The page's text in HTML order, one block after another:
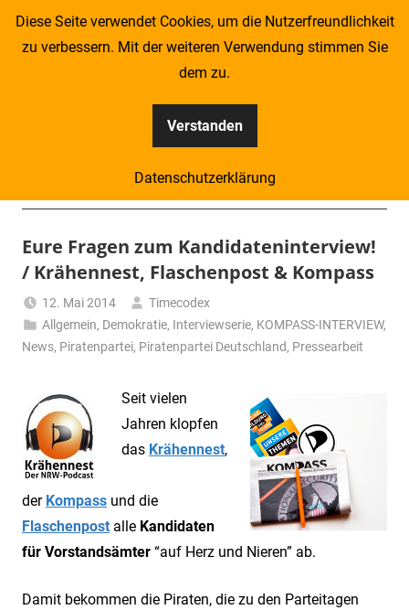
Zum
Kompass
–
Zeitung
für
Piraten
Eure Fragen zum Kandidateninterview!
/ Krähennest, Flaschenpost & Kompass
12. Mai 2014
Timecodex
Allgemein, Demokratie, Interviewserie, KOMPASS-INTERVIEW,
News, Piratenpartei, Piratenpartei Deutschland, Pressearbeit
Seit vielen
Jahren klopfen
das Krähennest,
der Kompass und die
Flaschenpost alle Kandidaten
für Vorstandsämter “auf Herz und Nieren” ab.
Damit bekommen die Piraten, die zu den Parteitagen
Diese Seite verwendet Cookies, um die Nutzerfreundlichkeit
zu verbessern. Mit der weiteren Verwendung stimmen Sie
dem zu.
Verstanden
Datenschutzerklärung